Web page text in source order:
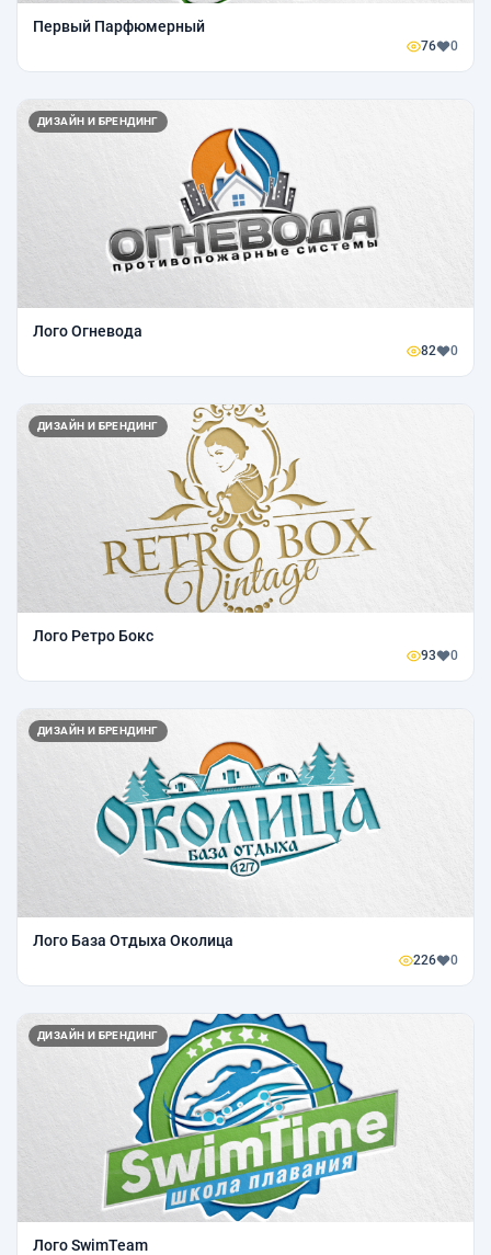
Первый Парфюмерный
76 0
ДИЗАЙН И БРЕНДИНГ
Лого Огневода
82 0
ДИЗАЙН И БРЕНДИНГ
Лого Ретро Бокс
93 0
ДИЗАЙН И БРЕНДИНГ
Лого База Отдыха Околица
226 0
ДИЗАЙН И БРЕНДИНГ
Лого SwimTeam